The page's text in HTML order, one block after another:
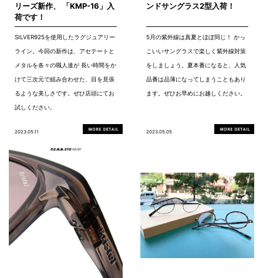
リーズ新作、 「KMP-16」入
荷です！
SILVER925を使用したラグジュアリー
ライン。今回の新作は、アセテートと
メタルを各々の職人達が 長い時間をか
けて三次元で組み合わせた、目を見張
るような美しさです。ぜひ店頭にてお
試しください。
2023.05.11
ンドサングラス2型入荷！
5月の紫外線は真夏とほぼ同じ！ かっ
こいいサングラスで楽しく紫外線対策
をしましょう。夏本番になると、人気
品番は品薄になってしまうこともあり
ます。ぜひお早めにお越しください。
2023.05.05